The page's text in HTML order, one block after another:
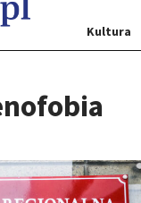
Kultura